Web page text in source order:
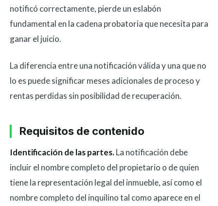
notificó correctamente, pierde un eslabón
fundamental en la cadena probatoria que necesita para
ganar el juicio.
La diferencia entre una notificación válida y una que no
lo es puede significar meses adicionales de proceso y
rentas perdidas sin posibilidad de recuperación.
Requisitos de contenido
Identificación de las partes.La notificación debe
incluir el nombre completo del propietario o de quien
tiene la representación legal del inmueble, así como el
nombre completo del inquilino tal como aparece en el